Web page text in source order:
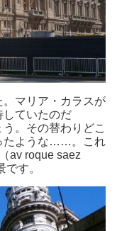
マリア・カラスが
していたのだ
。その替わりどこ
たような……。これ
av roque saez
す。